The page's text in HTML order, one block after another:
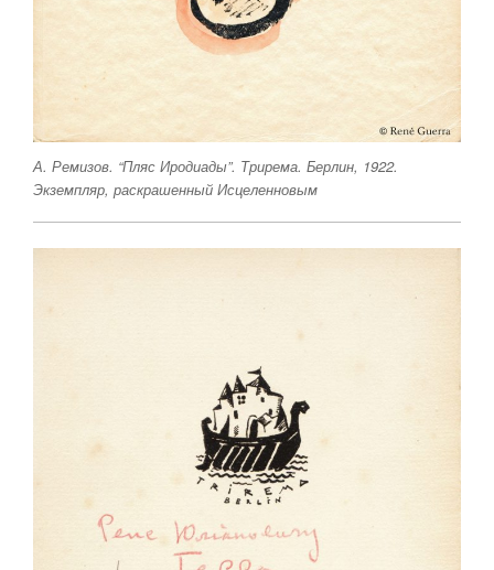
А. Ремизов. “Пляс Иродиады”. Трирема. Берлин, 1922.
Экземпляр, раскрашенный Исцеленновым